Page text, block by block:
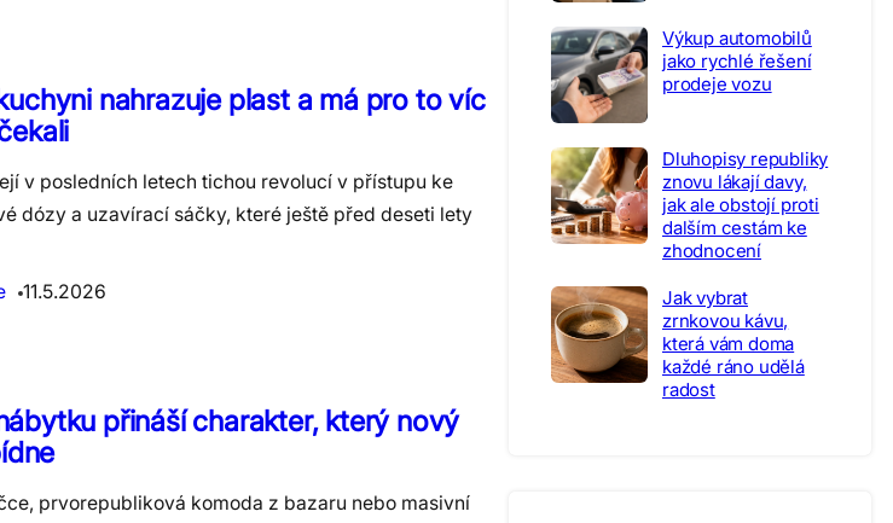
nahrazuje plast a má pro to víc
v posledních letech tichou revolucí v přístupu ke
dózy a uzavírací sáčky, které ještě před deseti lety
11.5.2026
přináší charakter, který nový
prvorepubliková komoda z bazaru nebo masivní
Výkup automobilů
jako rychlé řešení
prodeje vozu
Dluhopisy republiky
znovu lákají davy,
jak ale obstojí proti
dalším cestám ke
zhodnocení
Jak vybrat
zrnkovou kávu,
která vám doma
každé ráno udělá
radost